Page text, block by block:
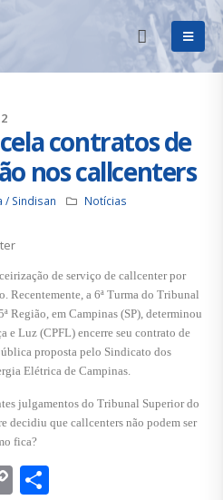
contratos de
nos callcenters
/ Sindisan Notícias
de serviço de callcenter por
Recentemente, a 6ª Turma do Tribunal
Região, em Campinas (SP), determinou
e Luz (CPFL) encerre seu contrato de
proposta pelo Sindicato dos
Elétrica de Campinas.
julgamentos do Tribunal Superior do
decidiu que callcenters não podem ser
fica?
Copy